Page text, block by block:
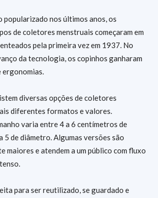
popularizado nos últimos anos, os
de coletores menstruais começaram em
pela primeira vez em 1937. No
da tecnologia, os copinhos ganharam
diversas opções de coletores
diferentes formatos e valores.
varia entre 4 a 6 centímetros de
5 de diâmetro. Algumas versões são
maiores e atendem a um público com fluxo
para ser reutilizado, se guardado e